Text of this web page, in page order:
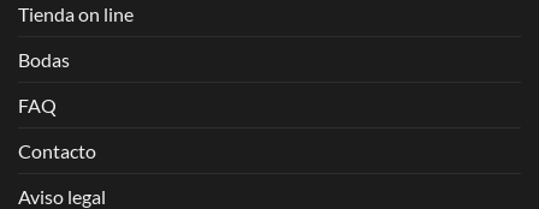
Tienda on line
Bodas
FAQ
Contacto
Aviso legal